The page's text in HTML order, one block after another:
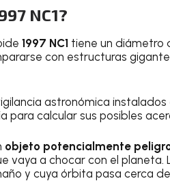
NC1?
1997 NC1 tiene un diámetro
con estructuras
astronómica
calcular sus posibles
objeto potencialmente
vaya a chocar con el planeta.
y cuya órbita pasa cerca